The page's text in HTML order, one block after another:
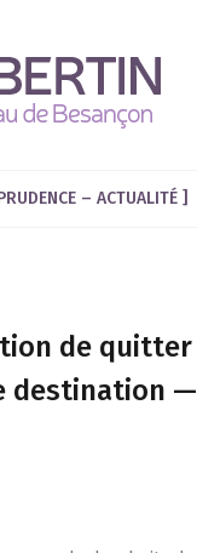
– ACTUALITÉ
de